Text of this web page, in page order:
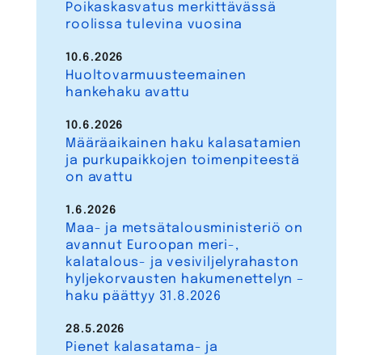
Poikaskasvatus merkittävässä
roolissa tulevina vuosina
Huoltovarmuusteemainen
hankehaku avattu
10.6.2026
Määräaikainen haku kalasatamien
ja purkupaikkojen toimenpiteestä
on avattu
10.6.2026
Maa- ja metsätalousministeriö on
avannut Euroopan meri-,
kalatalous- ja vesiviljelyrahaston
hyljekorvausten hakumenettelyn –
haku päättyy 31.8.2026
1.6.2026
Pienet kalasatama- ja
28.5.2026